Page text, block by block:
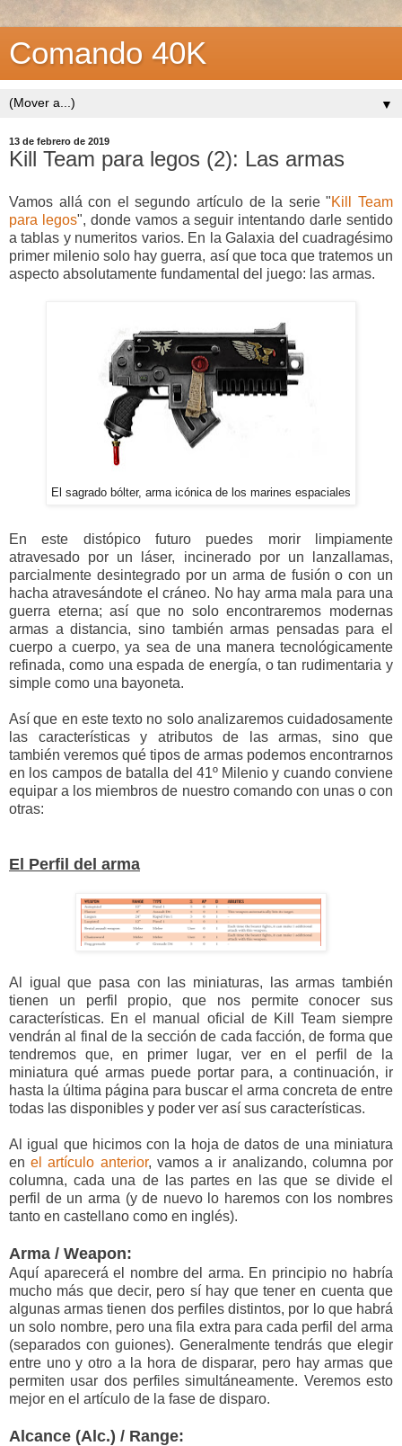
Comando 40K
▼
13 de febrero de 2019
Kill Team para legos (2): Las armas
Vamos allá con el segundo artículo de la serie "Kill Team
para legos", donde vamos a seguir intentando darle sentido
a tablas y numeritos varios. En la Galaxia del cuadragésimo
primer milenio solo hay guerra, así que toca que tratemos un
aspecto absolutamente fundamental del juego: las armas.
El sagrado bólter, arma icónica de los marines espaciales
En este distópico futuro puedes morir limpiamente
atravesado por un láser, incinerado por un lanzallamas,
parcialmente desintegrado por un arma de fusión o con un
hacha atravesándote el cráneo. No hay arma mala para una
guerra eterna; así que no solo encontraremos modernas
armas a distancia, sino también armas pensadas para el
cuerpo a cuerpo, ya sea de una manera tecnológicamente
refinada, como una espada de energía, o tan rudimentaria y
simple como una bayoneta.
Así que en este texto no solo analizaremos cuidadosamente
las características y atributos de las armas, sino que
también veremos qué tipos de armas podemos encontrarnos
en los campos de batalla del 41º Milenio y cuando conviene
equipar a los miembros de nuestro comando con unas o con
otras:
El Perfil del arma
Al igual que pasa con las miniaturas, las armas también
tienen un perfil propio, que nos permite conocer sus
características. En el manual oficial de Kill Team siempre
vendrán al final de la sección de cada facción, de forma que
tendremos que, en primer lugar, ver en el perfil de la
miniatura qué armas puede portar para, a continuación, ir
hasta la última página para buscar el arma concreta de entre
todas las disponibles y poder ver así sus características.
Al igual que hicimos con la hoja de datos de una miniatura
enel artículo anterior, vamos a ir analizando, columna por
columna, cada una de las partes en las que se divide el
perfil de un arma (y de nuevo lo haremos con los nombres
tanto en castellano como en inglés).
Arma / Weapon:
Aquí aparecerá el nombre del arma. En principio no habría
mucho más que decir, pero sí hay que tener en cuenta que
algunas armas tienen dos perfiles distintos, por lo que habrá
un solo nombre, pero una fila extra para cada perfil del arma
(separados con guiones). Generalmente tendrás que elegir
entre uno y otro a la hora de disparar, pero hay armas que
permiten usar dos perfiles simultáneamente. Veremos esto
mejor en el artículo de la fase de disparo.
Alcance (Alc.) / Range: